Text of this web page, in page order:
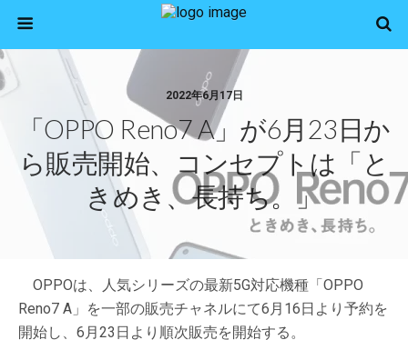
2022年6月17日
「OPPO Reno7 A」が6月23日か
ら販売開始、コンセプトは「と
きめき、長持ち。」
OPPOは、人気シリーズの最新5G対応機種「OPPO
Reno7 A」を一部の販売チャネルにて6月16日より予約を
開始し、6月23日より順次販売を開始する。